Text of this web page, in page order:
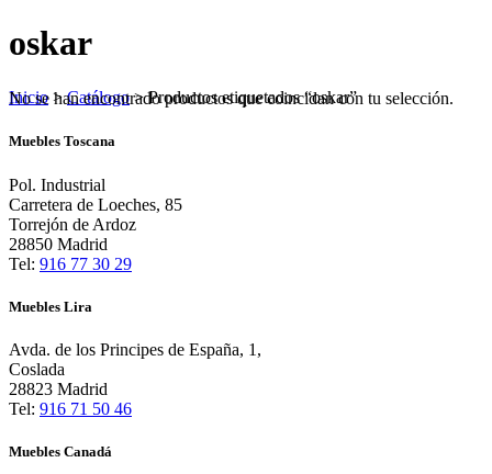
oskar
Inicio>Catálogo>Productos etiquetados “oskar”
No se han encontrado productos que coincidan con tu selección.
Muebles Toscana
Pol. Industrial
Carretera de Loeches, 85
Torrejón de Ardoz
28850 Madrid
Tel: 916 77 30 29
Muebles Lira
Avda. de los Principes de España, 1,
Coslada
28823 Madrid
Tel: 916 71 50 46
Muebles Canadá